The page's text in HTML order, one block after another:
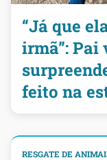
“Já que
irmã”: Pai
feito na
RESGATE DE